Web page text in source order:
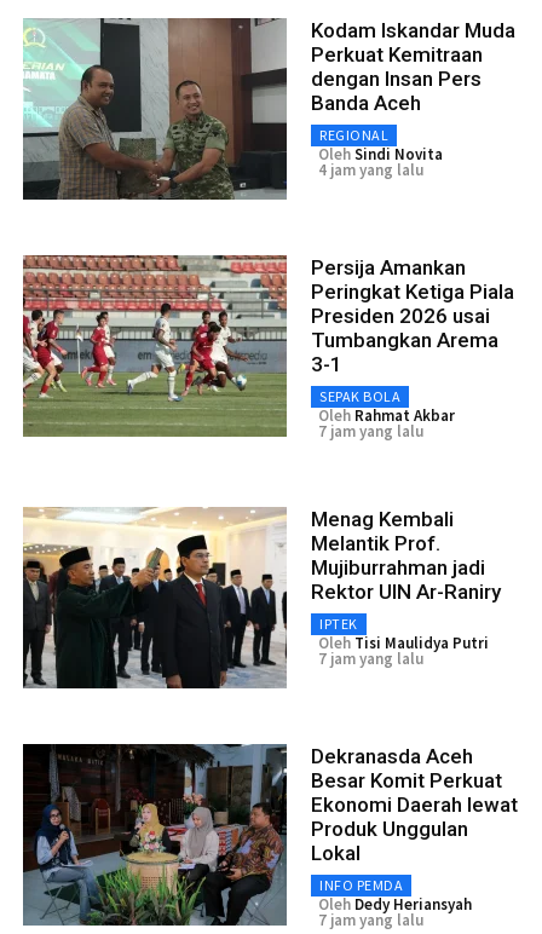
Kodam Iskandar Muda
Perkuat Kemitraan
dengan Insan Pers
Banda Aceh
REGIONAL
OlehSindi Novita
4 jam yang lalu
Persija Amankan
Peringkat Ketiga Piala
Presiden 2026 usai
Tumbangkan Arema
3-1
SEPAK BOLA
Oleh Rahmat Akbar
7 jam yang lalu
Menag Kembali
Melantik Prof.
Mujiburrahman jadi
Rektor UIN Ar-Raniry
IPTEK
Oleh Tisi Maulidya Putri
7 jam yang lalu
Dekranasda Aceh
Besar Komit Perkuat
Ekonomi Daerah lewat
Produk Unggulan
Lokal
INFO PEMDA
Oleh Dedy Heriansyah
7 jam yang lalu